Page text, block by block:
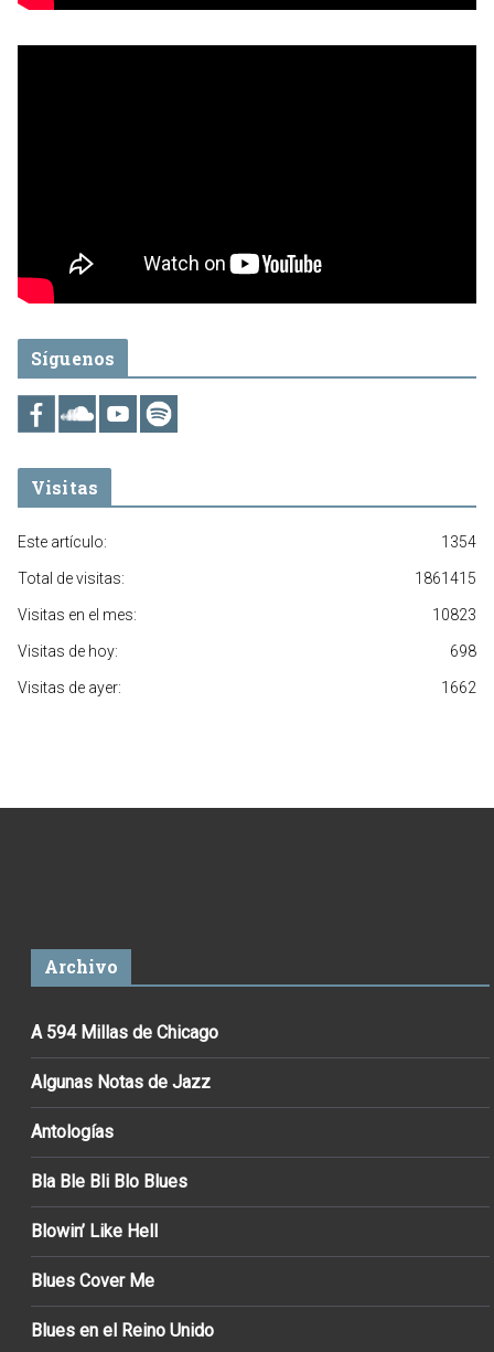
Síguenos
Visitas
1354
Este artículo:
1861415
Total de visitas:
10823
Visitas en el mes:
698
Visitas de hoy:
1662
Visitas de ayer:
Archivo
A 594 Millas de Chicago
Algunas Notas de Jazz
Antologías
Bla Ble Bli Blo Blues
Blowin’ Like Hell
Blues Cover Me
Blues en el Reino Unido